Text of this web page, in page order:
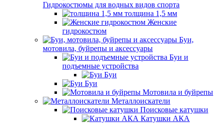
Гидрокостюмы для водных видов спорта
толщина 1,5 мм
Женские
гидрокостюм
Буи,
мотовила, буйрепы и аксессуары
Буи и
подъемные устройства
Буи
Буи
Мотовила и буйрепы
Металлоискатели
Поисковые катушки
Катушки АКА